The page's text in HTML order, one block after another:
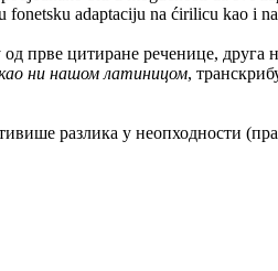
adaptaciju na ćirilicu kao i
прве цитиране реченице, друга
ни нашом латиницом,
разлика у неопходности